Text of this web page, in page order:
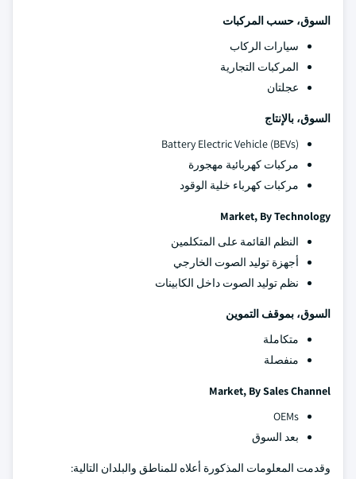
السوق، حسب المركبات
سيارات الركاب
المركبات التجارية
عجلتان
السوق، بالإنتاج
Battery Electric Vehicle (BEVs)
مركبات كهربائية مهجورة
مركبات كهرباء خلية الوقود
Market, By Technology
النظم القائمة على المتكلمين
أجهزة توليد الصوت الخارجي
نظم توليد الصوت داخل الكابينات
السوق، بموقف التموين
متكاملة
منفصلة
Market, By Sales Channel
OEMs
بعد السوق
وقدمت المعلومات المذكورة أعلاه للمناطق والبلدان التالية: